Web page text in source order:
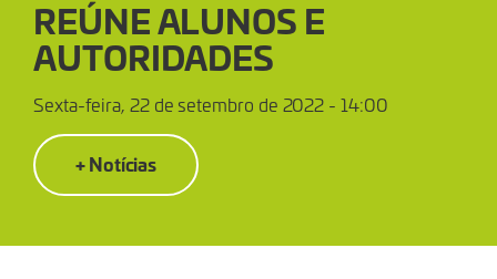
EDIÇÃO
DO
PROGRAMA
REÚNE ALUNOS E
AUTORIDADES
Sexta-feira, 22 de setembro de 2022 - 14:00
+ Notícias